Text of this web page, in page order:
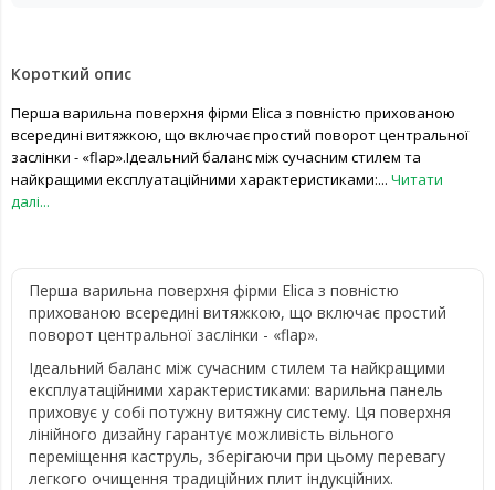
Короткий опис
Перша варильна поверхня фірми Elica з повністю прихованою
всередині витяжкою, що включає простий поворот центральної
заслінки - «flap».Ідеальний баланс між сучасним стилем та
найкращими експлуатаційними характеристиками:... Читати
далі...
Перша варильна поверхня фірми Elica з повністю
прихованою всередині витяжкою, що включає простий
поворот центральної заслінки - «flap».
Ідеальний баланс між сучасним стилем та найкращими
експлуатаційними характеристиками: варильна панель
приховує у собі потужну витяжну систему. Ця поверхня
лінійного дизайну гарантує можливість вільного
переміщення каструль, зберігаючи при цьому перевагу
легкого очищення традиційних плит індукційних.